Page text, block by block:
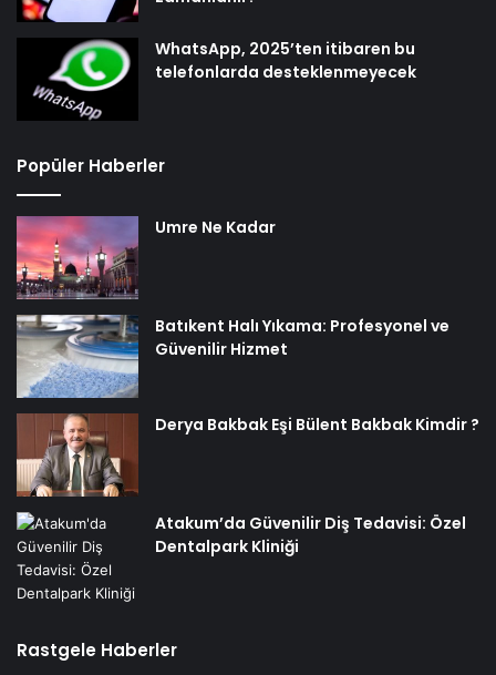
WhatsApp, 2025’ten itibaren bu
telefonlarda desteklenmeyecek
Popüler Haberler
Umre Ne Kadar
Batıkent Halı Yıkama: Profesyonel ve
Güvenilir Hizmet
Derya Bakbak Eşi Bülent Bakbak Kimdir ?
Atakum’da Güvenilir Diş Tedavisi: Özel
Dentalpark Kliniği
Rastgele Haberler